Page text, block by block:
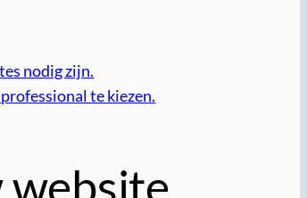
nodig zijn.
te kiezen.
website